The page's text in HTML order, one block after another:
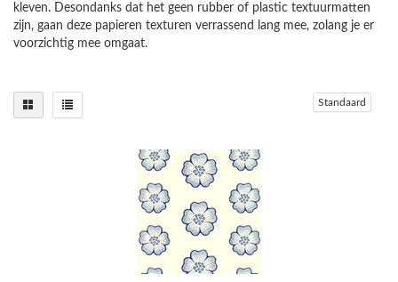
kleven. Desondanks dat het geen rubber of plastic textuurmatten
zijn, gaan deze papieren texturen verrassend lang mee, zolang je er
voorzichtig mee omgaat.
Standaard